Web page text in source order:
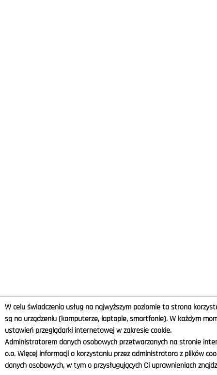
W celu świadczenia usług na najwyższym poziomie ta strona
są na urządzeniu (komputerze, laptopie, smartfonie). W każdym
ustawień przeglądarki internetowej w zakresie cookie.
Administratorem danych osobowych przetwarzanych na stronie
o.o. Więcej informacji o korzystaniu przez administratora z plików
danych osobowych, w tym o przysługujących Ci uprawnieniach